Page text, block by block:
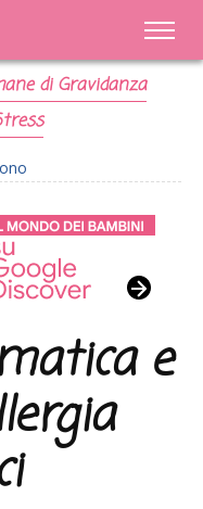
di Gravidanza
e